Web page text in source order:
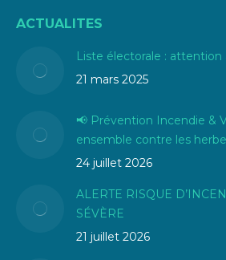
ACTUALITES
Liste électorale : attention
21 mars 2025
📢 Prévention Incendie &
ensemble contre les
24 juillet 2026
ALERTE RISQUE
SÉVÈRE
21 juillet 2026